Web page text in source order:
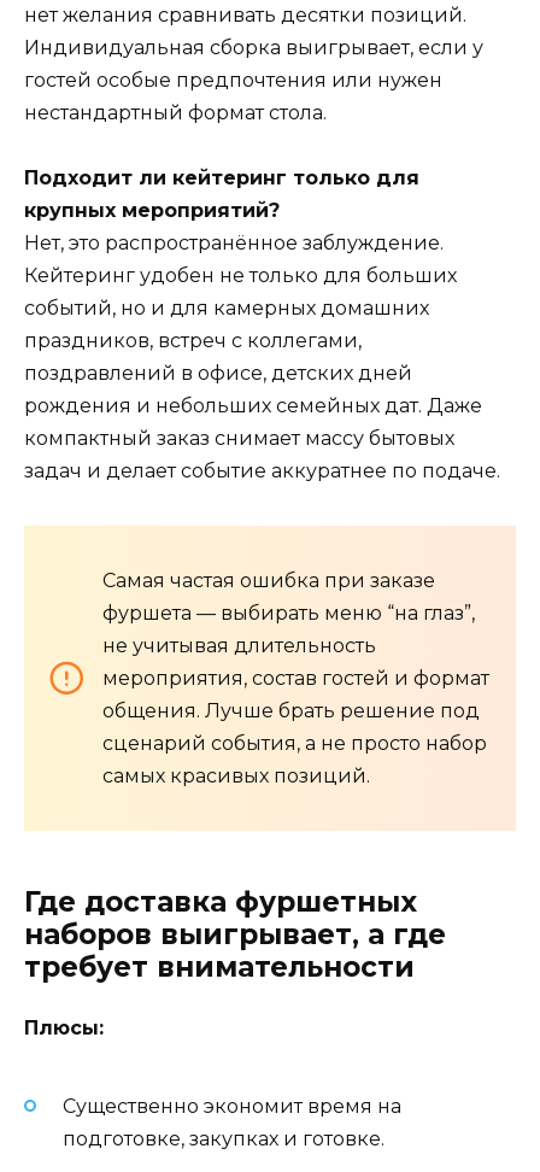
нет желания сравнивать десятки позиций.
Индивидуальная сборка выигрывает, если у
гостей особые предпочтения или нужен
нестандартный формат стола.
Подходит ли кейтеринг только для
крупных мероприятий?
Нет, это распространённое заблуждение.
Кейтеринг удобен не только для больших
событий, но и для камерных домашних
праздников, встреч с коллегами,
поздравлений в офисе, детских дней
рождения и небольших семейных дат. Даже
компактный заказ снимает массу бытовых
задач и делает событие аккуратнее по подаче.
Самая частая ошибка при заказе
фуршета — выбирать меню “на глаз”,
не учитывая длительность
мероприятия, состав гостей и формат
общения. Лучше брать решение под
сценарий события, а не просто набор
самых красивых позиций.
Где доставка фуршетных
наборов выигрывает, а где
требует внимательности
Плюсы:
Существенно экономит время на
подготовке, закупках и готовке.